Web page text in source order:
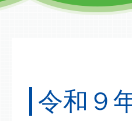
令和９